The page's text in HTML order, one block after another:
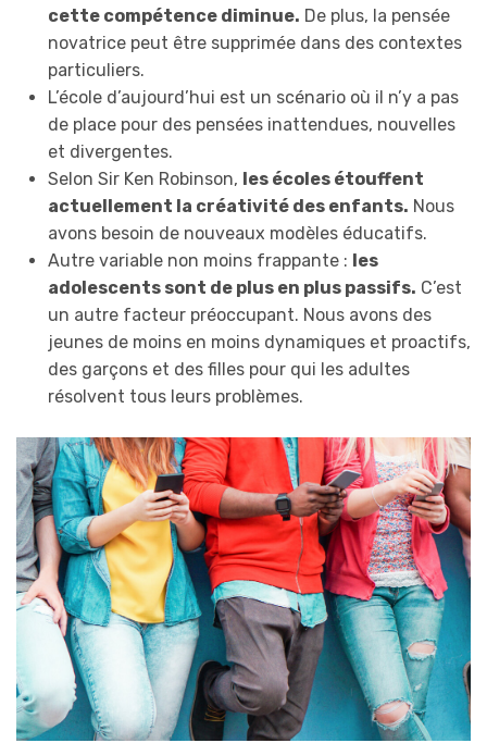
cette compétence diminue. De plus, la pensée
novatrice peut être supprimée dans des contextes
particuliers.
L’école d’aujourd’hui est un scénario où il n’y a pas
de place pour des pensées inattendues, nouvelles
et divergentes.
Selon Sir Ken Robinson, les écoles étouffent
actuellement la créativité des enfants. Nous
avons besoin de nouveaux modèles éducatifs.
Autre variable non moins frappante : les
adolescents sont de plus en plus passifs. C’est
un autre facteur préoccupant. Nous avons des
jeunes de moins en moins dynamiques et proactifs,
des garçons et des filles pour qui les adultes
résolvent tous leurs problèmes.